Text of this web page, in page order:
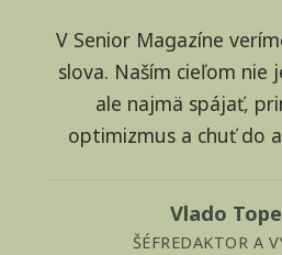
V Senior Magazíne
slova. Naším cieľom nie
ale najmä spájať,
optimizmus a chuť do
Vlado
ŠÉFREDAKTOR A